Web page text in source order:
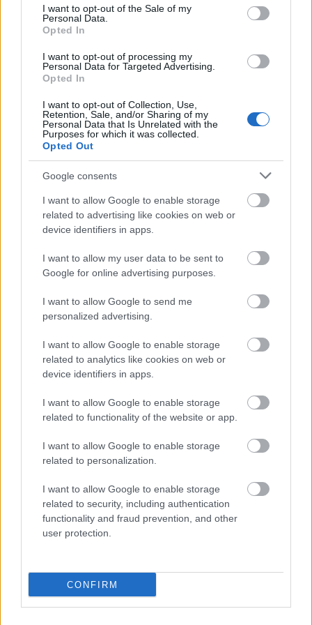
consent section.
I want to opt-out of the Sale of my
Personal Data.
Opted In
I want to opt-out of processing my
Personal Data for Targeted Advertising.
Opted In
I want to opt-out of Collection, Use,
Retention, Sale, and/or Sharing of my
Personal Data that Is Unrelated with the
Purposes for which it was collected.
Opted Out
Google consents
I want to allow Google to enable storage
related to advertising like cookies on web or
device identifiers in apps.
I want to allow my user data to be sent to
Google for online advertising purposes.
I want to allow Google to send me
personalized advertising.
I want to allow Google to enable storage
related to analytics like cookies on web or
device identifiers in apps.
I want to allow Google to enable storage
related to functionality of the website or app.
I want to allow Google to enable storage
related to personalization.
I want to allow Google to enable storage
related to security, including authentication
functionality and fraud prevention, and other
user protection.
CONFIRM
autópálya útépítés
M1 bővítés: már zajlik a teljesen új Bicske Kelet
csomópont építése
különszintű csomópontot hoz létre az MKIF az M1-es
bővítésénél.
Új gyalogosátkelők és jelzőlámpás
csomópont épül Angyalföldön
Másfélszeresére bővítik
iskoláját
Látványos építési szakasz indult be a
Flórián téri felüljárón
mérföldköve a felülvizsgálat
árnyékában?
HÍRLEVÉL